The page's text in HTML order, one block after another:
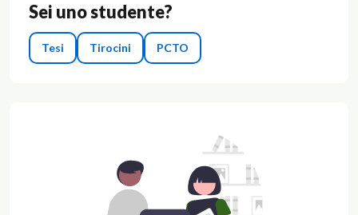
Sei uno studente?
Tesi Tirocini PCTO